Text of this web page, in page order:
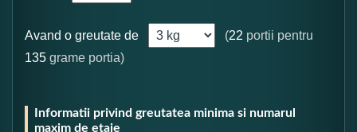
Avand o greutate de (22 portii pentru
135 grame portia)
Informatii privind greutatea minima si numarul
maxim de etaje